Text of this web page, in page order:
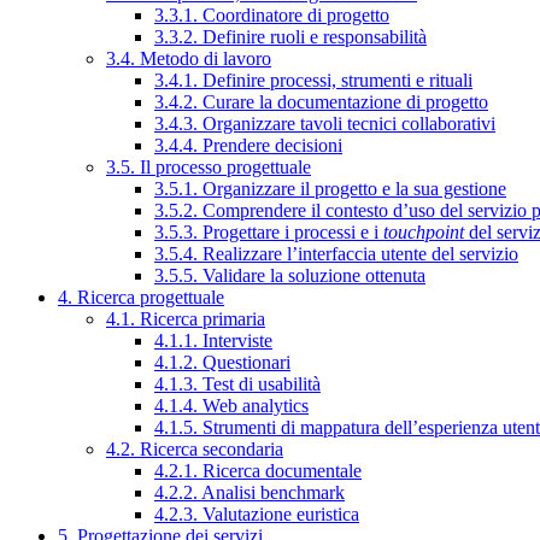
3.3.1. Coordinatore di progetto
3.3.2. Definire ruoli e responsabilità
3.4. Metodo di lavoro
3.4.1. Definire processi, strumenti e rituali
3.4.2. Curare la documentazione di progetto
3.4.3. Organizzare tavoli tecnici collaborativi
3.4.4. Prendere decisioni
3.5. Il processo progettuale
3.5.1. Organizzare il progetto e la sua gestione
3.5.2. Comprendere il contesto d’uso del servizio
3.5.3. Progettare i processi e i touchpointdel
3.5.4. Realizzare l’interfaccia utente del servizio
3.5.5. Validare la soluzione ottenuta
4. Ricerca progettuale
4.1. Ricerca primaria
4.1.1. Interviste
4.1.2. Questionari
4.1.3. Test di usabilità
4.1.4. Web analytics
4.1.5. Strumenti di mappatura dell’esperienza
4.2. Ricerca secondaria
4.2.1. Ricerca documentale
4.2.2. Analisi benchmark
4.2.3. Valutazione euristica
5. Progettazione dei servizi